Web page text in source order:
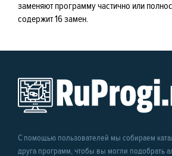
заменяют программу частично или
содержит 16 замен.
С помощью пользователей мы собираем
друга программ, чтобы вы могли подобрать